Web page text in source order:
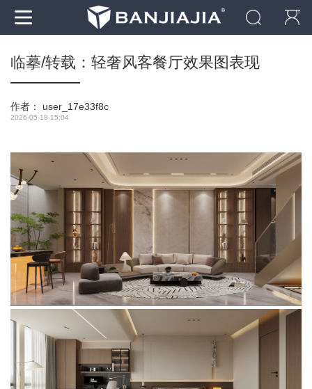
临摹/转载：轻奢风客餐厅效果图表现
作者： user_17e33f8c
2026-05-18 15:04